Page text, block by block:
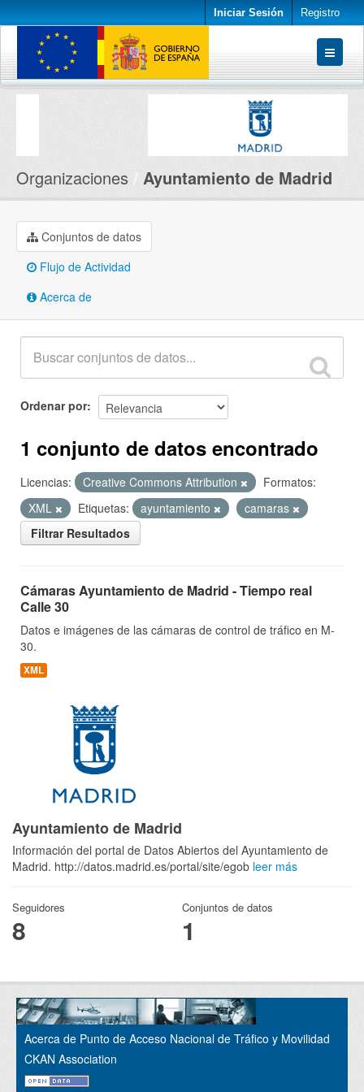
Iniciar Sesión Registro
Conjuntos de datos
Organizaciones Ayuntamiento de Madrid
Conjuntos de datos
Flujo de Actividad
Acerca de
Ordenar por
1 conjunto de datos encontrado
Licencias: Creative Commons Attribution
Formatos:
XML
Etiquetas: ayuntamiento
camaras
Filtrar Resultados
Cámaras Ayuntamiento de Madrid - Tiempo real
Calle 30
Datos e imágenes de las cámaras de control de tráfico en M-
30.
XML
Ayuntamiento de Madrid
Información del portal de Datos Abiertos del Ayuntamiento de
Madrid. http://datos.madrid.es/portal/site/egob leer más
Seguidores
8
Conjuntos de datos
1
Acerca de Punto de Acceso Nacional de Tráfico y Movilidad
CKAN Association